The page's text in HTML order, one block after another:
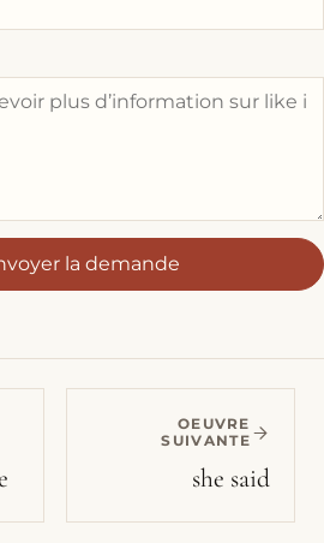
la demande
OEUVRE
SUIVANTE
she said